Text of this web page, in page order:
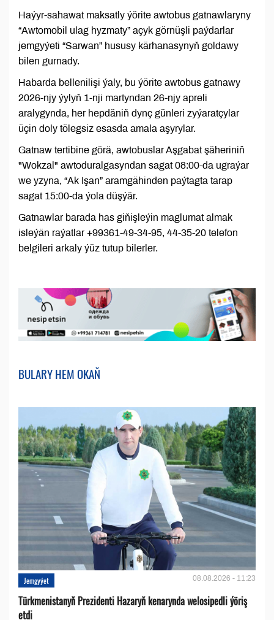
Haýyr-sahawat maksatly ýörite awtobus gatnawlaryny
“Awtomobil ulag hyzmaty” açyk görnüşli paýdarlar
jemgyýeti “Sarwan” hususy kärhanasynyň goldawy
bilen gurnady.
Habarda bellenilişi ýaly, bu ýörite awtobus gatnawy
2026-njy ýylyň 1-nji martyndan 26-njy apreli
aralygynda, her hepdäniň dynç günleri zyýaratçylar
üçin doly tölegsiz esasda amala aşyrylar.
Gatnaw tertibine görä, awtobuslar Aşgabat şäheriniň
"Wokzal" awtoduralgasyndan sagat 08:00-da ugraýar
we yzyna, “Ak Işan” aramgähinden paýtagta tarap
sagat 15:00-da ýola düşýär.
Gatnawlar barada has giňişleýin maglumat almak
isleýän raýatlar +99361-49-34-95, 44-35-20 telefon
belgileri arkaly ýüz tutup bilerler.
BULARY HEM OKAŇ
Jemgyýet 08.08.2026 - 11:23
Türkmenistanyň Prezidenti Hazaryň kenarynda welosipedli ýöriş
etdi